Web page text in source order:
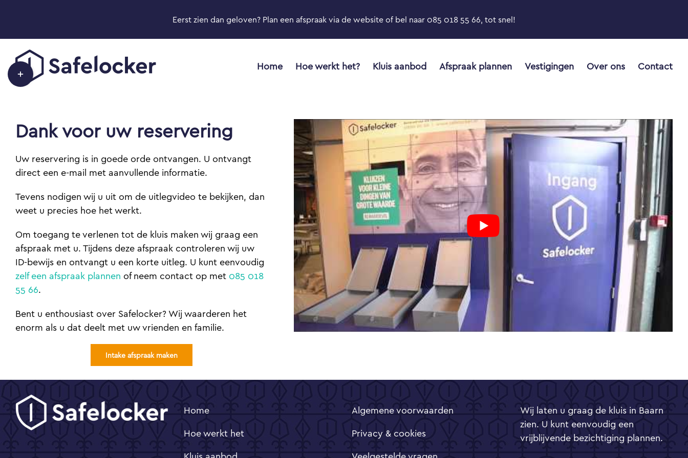
Eerst zien dan geloven? Plan een afspraak via de website of bel naar 085 018 55 66, tot snel!
Home Hoe werkt het? Kluis aanbod Afspraak plannen Vestigingen Over ons Contact
Dank voor uw reservering
Uw reservering is in goede orde ontvangen. U ontvangt
direct een e-mail met aanvullende informatie.
Tevens nodigen wij u uit om de uitlegvideo te bekijken, dan
weet u precies hoe het werkt.
Om toegang te verlenen tot de kluis maken wij graag een
afspraak met u. Tijdens deze afspraak controleren wij uw
ID-bewijs en ontvangt u een korte uitleg. U kunt eenvoudig
zelf een afspraak plannen of neem contact op met 085 018
55 66.
Bent u enthousiast over Safelocker? Wij waarderen het
enorm als u dat deelt met uw vrienden en familie.
Intake afspraak maken
Home
Hoe werkt het
Kluis aanbod
Algemene voorwaarden
Privacy & cookies
Veelgestelde vragen
Wij laten u graag de kluis in Baarn
zien. U kunt eenvoudig een
vrijblijvende bezichtiging plannen.
Toggle
Sliding